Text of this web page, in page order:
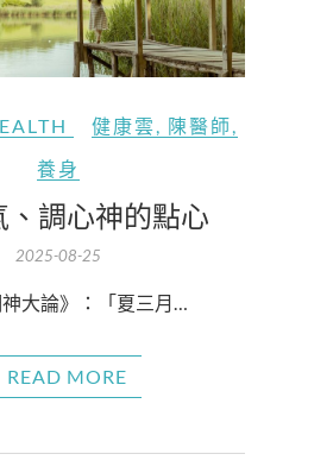
健康雲, 陳醫師,
養身
、調心神的點心
2025-08-25
大論》：「夏三月…
READ MORE